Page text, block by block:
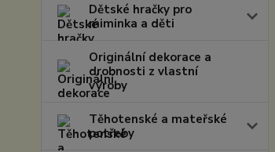
Dětské hračky pro
miminka a děti
Originální dekorace a
drobnosti z vlastní
výroby
Těhotenské a mateřské
potřeby